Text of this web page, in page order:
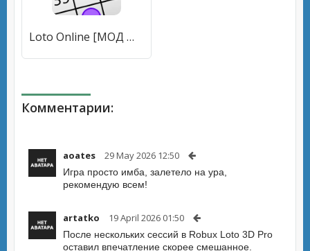
Loto Online [МОД Mega Pack] APK Android
Комментарии:
aoates 29 May 2026 12:50
Игра просто имба, залетело на ура,
рекомендую всем!
artatko 19 April 2026 01:50
После нескольких сессий в Robux Loto 3D Pro
оставил впечатление скорее смешанное.